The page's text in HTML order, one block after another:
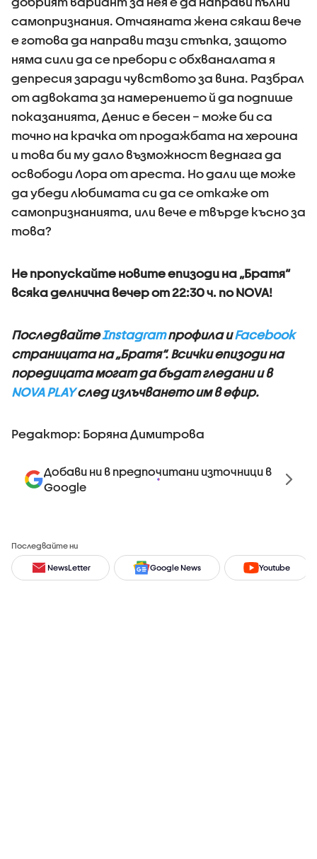
самопризнания. Отчаяната жена сякаш вече
е готова да направи тази стъпка, защото
няма сили да се пребори с обхваналата я
депресия заради чувството за вина. Разбрал
от адвоката за намерението й да подпише
показанията, Денис е бесен – може би са
точно на крачка от продажбата на хероина
и това би му дало възможност веднага да
освободи Лора от ареста. Но дали ще може
да убеди любимата си да се откаже от
самопризнанията, или вече е твърде късно за
това?
Не пропускайте новите епизоди на „Братя“
всяка делнична вечер от 22:30 ч. по NOVA!
ПоследвайтеInstagramпрофила иFacebook
страницата на „Братя“. Всички епизоди на
поредицата могат да бъдат гледани и в
NOVA PLAYслед излъчването им в ефир.
Редактор: Боряна Димитрова
Добави ни в предпочитани източници в
Google
Последвайте ни
NewsLetter Google News Youtube